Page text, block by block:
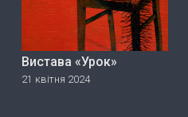
Вистава «Урок»
21 квітня 2024